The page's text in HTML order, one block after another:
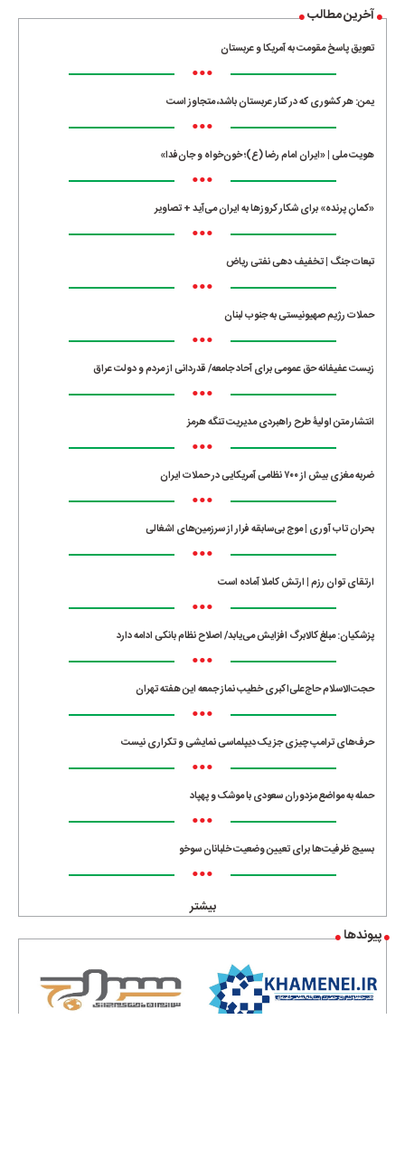
آخرین مطالب
تعویق پاسخ مقومت به آمریکا و عربستان
•••
یمن: هر کشوری که در کنار عربستان باشد، متجاوز است
•••
هویت ملی | «ایران امام رضا (ع)؛ خون‌خواه و جان‌فدا»
•••
«کمانِ پرنده» برای شکار کروزها به ایران می‌آید + تصاویر
•••
تبعات جنگ | تخفیف دهی نفتی ریاض
•••
حملات رژیم صهیونیستی به جنوب لبنان
•••
زیست عفیفانه حق عمومی برای آحاد جامعه/ قدردانی از مردم و دولت عراق
•••
انتشار متن اولیۀ طرح راهبردی مدیریت تنگه هرمز
•••
ضربه مغزی بیش از ۷۰۰ نظامی آمریکایی در حملات ایران
•••
بحران تاب آوری | موج بی‌سابقه فرار از سرزمین‌های اشغالی
•••
ارتقای توان رزم | ارتش کاملا آماده است
•••
پزشکیان: مبلغ کالابرگ افزایش می‌یابد/ اصلاح نظام بانکی ادامه دارد
•••
حجت‌الاسلام حاج‌علی‌اکبری خطیب نماز جمعه این هفته تهران
•••
حرف‌های ترامپ چیزی جز یک دیپلماسی نمایشی و تکراری نیست
•••
حمله به مواضع مزدوران سعودی با موشک و پهپاد
•••
بسیج ظرفیت‌ها برای تعیین وضعیت خلبانان سوخو
•••
بیشتر
پیوندها